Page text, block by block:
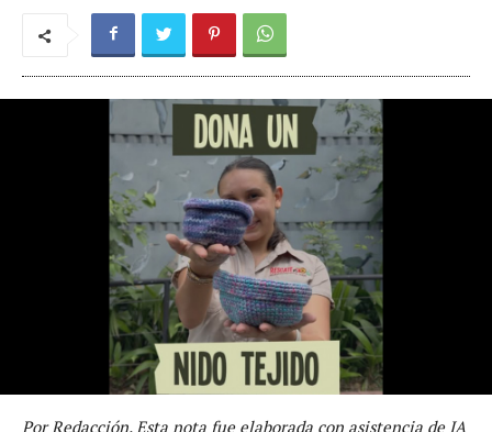
Por Redacción. Esta nota fue elaborada con asistencia de IA